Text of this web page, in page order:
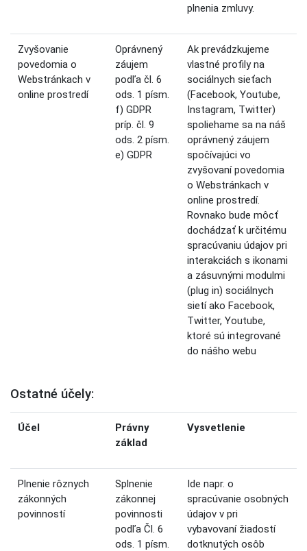
plnenia zmluvy.
Zvyšovanie
povedomia o
Webstránkach v
online prostredí
Oprávnený
záujem
podľa čl. 6
ods. 1 písm.
f) GDPR
príp. čl. 9
ods. 2 písm.
e) GDPR
Ak prevádzkujeme
vlastné profily na
sociálnych sieťach
(Facebook, Youtube,
Instagram, Twitter)
spoliehame sa na náš
oprávnený záujem
spočívajúci vo
zvyšovaní povedomia
o Webstránkach v
online prostredí.
Rovnako bude môcť
dochádzať k určitému
spracúvaniu údajov pri
interakciách s ikonami
a zásuvnými modulmi
(plug in) sociálnych
sietí ako Facebook,
Twitter, Youtube,
ktoré sú integrované
do nášho webu
Ostatné účely:
Účel
Právny
základ
Vysvetlenie
Plnenie rôznych
zákonných
povinností
Splnenie
zákonnej
povinnosti
podľa Čl. 6
ods. 1 písm.
Ide napr. o
spracúvanie osobných
údajov v pri
vybavovaní žiadostí
dotknutých osôb